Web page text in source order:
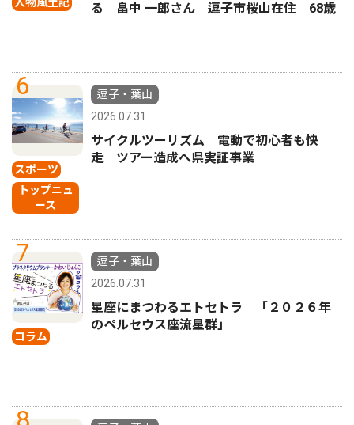
人物風土記
る 畠中 一郎さん 逗子市桜山在住 68歳
6
スポーツ
トップニュ
ース
逗子・葉山
2026.07.31
サイクルツーリズム 電動で初心者も快
走 ツアー造成へ県実証事業
7
コラム
逗子・葉山
2026.07.31
星座にまつわるエトセトラ 「２０２６年
のペルセウス座流星群」